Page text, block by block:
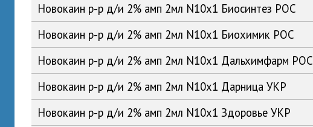
Новокаин р-р д/и 2% амп 2мл N10x1 Биосинтез РОС
Новокаин р-р д/и 2% амп 2мл N10x1 Биохимик РОС
Новокаин р-р д/и 2% амп 2мл N10x1 Дальхимфарм РОС
Новокаин р-р д/и 2% амп 2мл N10x1 Дарница УКР
Новокаин р-р д/и 2% амп 2мл N10x1 Здоровье УКР